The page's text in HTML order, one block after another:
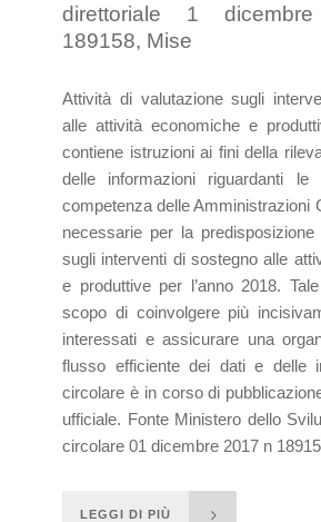
direttoriale 1
189158, Mise
Attività di valutazione sugli
alle attività economiche e
contiene istruzioni ai fini della
delle informazioni riguardanti le
competenza delle Amministrazioni
necessarie per la predisposizione
sugli interventi di sostegno alle
e produttive per l’anno 2018.
scopo di coinvolgere più
interessati e assicurare una
flusso efficiente dei dati e delle
circolare è in corso di
ufficiale. Fonte Ministero dello
circolare 01 dicembre 2017 n
LEGGI DI PIÙ